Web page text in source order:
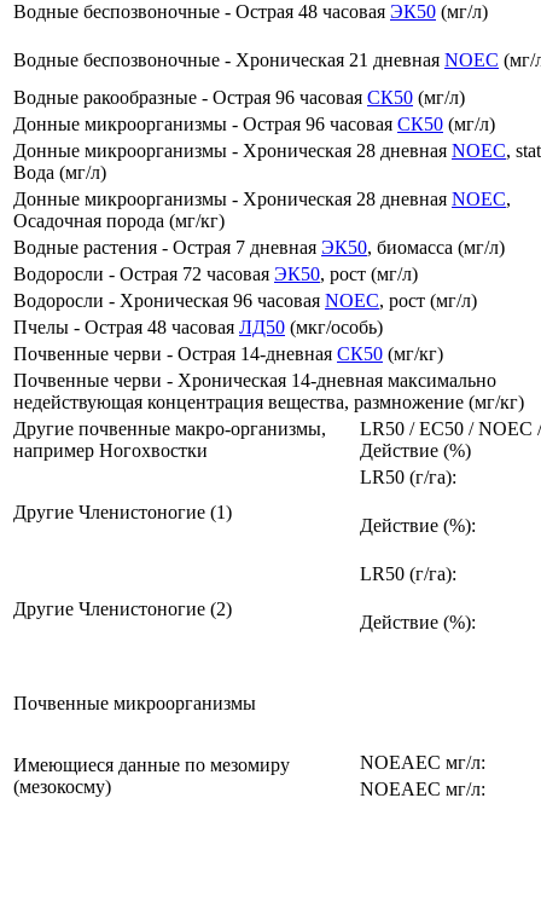
Водные беспозвоночные - Острая 48 часовая ЭК50 (мг/л)
Водные беспозвоночные - Хроническая 21 дневная NOEC (мг/
Водные ракообразные - Острая 96 часовая СК50 (мг/л)
Донные микроорганизмы - Острая 96 часовая СК50 (мг/л)
Донные микроорганизмы - Хроническая 28 дневная NOEC,
Вода (мг/л)
Донные микроорганизмы - Хроническая 28 дневная NOEC,
Осадочная порода (мг/кг)
Водные растения - Острая 7 дневная ЭК50, биомасса (мг/л)
Водоросли - Острая 72 часовая ЭК50, рост (мг/л)
Водоросли - Хроническая 96 часовая NOEC, рост (мг/л)
Пчелы - Острая 48 часовая ЛД50 (мкг/особь)
Почвенные черви - Острая 14-дневная СК50 (мг/кг)
Почвенные черви - Хроническая 14-дневная максимально
недействующая концентрация вещества, размножение (мг/кг)
Другие почвенные макро-организмы,
например Ногохвостки
LR50 / EC50 / NOEC /
Действие (%)
Другие Членистоногие (1)
LR50 (г/га):
Действие (%):
Другие Членистоногие (2)
LR50 (г/га):
Действие (%):
Почвенные микроорганизмы
Имеющиеся данные по мезомиру
(мезокосму)
NOEAEC мг/л:
NOEAEC мг/л: